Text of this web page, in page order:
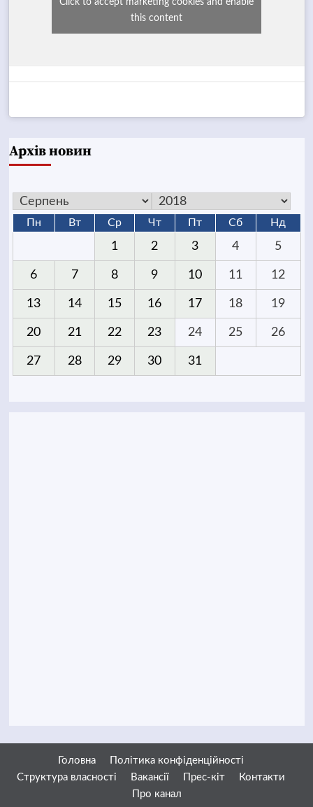
Click to accept marketing cookies and enable
this content
Архів новин
Пн Вт Ср Чт Пт Сб Нд
1 2 3 4 5
6 7 8 9 10 11 12
13 14 15 16 17 18 19
20 21 22 23 24 25 26
27 28 29 30 31
Головна
Політика конфіденційності
Структура власності
Вакансії Прес-кіт
Контакти
Про канал